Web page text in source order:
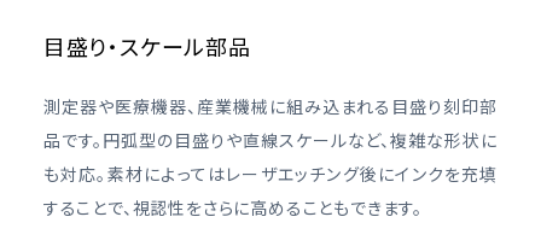
目盛り・スケール部品
測定器や医療機器、産業機械に組み込まれる目盛り刻印部
品です。円弧型の目盛りや直線スケールなど、複雑な形状に
も対応。素材によってはレーザエッチング後にインクを充填
することで、視認性をさらに高めることもできます。